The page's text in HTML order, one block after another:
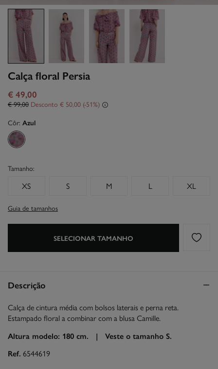
Calça floral Persia
€ 49,00
€ 99,00 Desconto € 50,00 51
Côr: Azul
Tamanho:
XS S M L XL
Guia de tamanhos
SELECIONAR TAMANHO
Descrição
Calça de cintura média com bolsos laterais e perna reta.
Estampado floral a combinar com a blusa Camille.
Altura modelo: 180 cm. | Veste o tamanho S.
Ref. 6544619